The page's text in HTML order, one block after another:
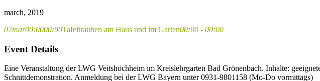
march, 2019
07mar00:0000:00Tafeltrauben am Haus und im Garten00:00 - 00:00
Event Details
Eine Veranstaltung der LWG Veitshöchheim im Kreislehrgarten Bad Grönenbach. Inhalte:
Schnittdemonstration. Anmeldung bei der LWG Bayern unter 0931-9801158 (Mo-Do vormittags)